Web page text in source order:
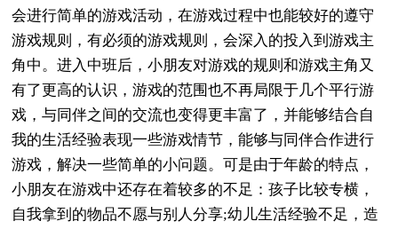
会进行简单的游戏活动，在游戏过程中也能较好的遵守
游戏规则，有必须的游戏规则，会深入的投入到游戏主
角中。进入中班后，小朋友对游戏的规则和游戏主角又
有了更高的认识，游戏的范围也不再局限于几个平行游
戏，与同伴之间的交流也变得更丰富了，并能够结合自
我的生活经验表现一些游戏情节，能够与同伴合作进行
游戏，解决一些简单的小问题。可是由于年龄的特点，
小朋友在游戏中还存在着较多的不足：孩子比较专横，
自我拿到的物品不愿与别人分享;幼儿生活经验不足，造